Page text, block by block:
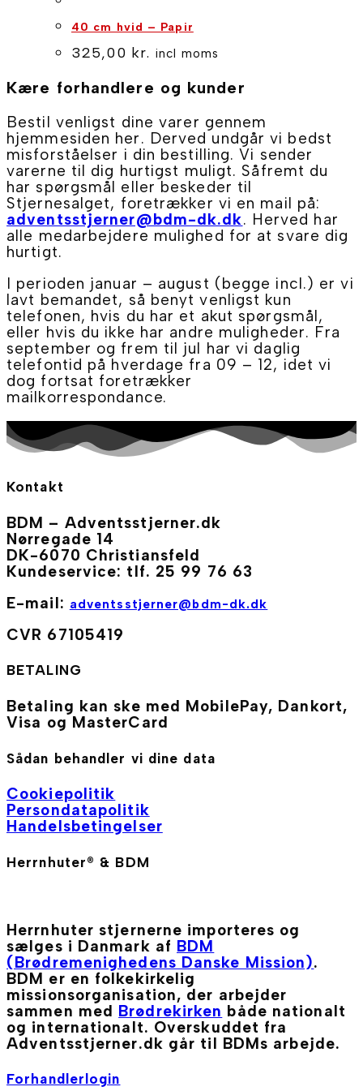
40 cm hvid – Papir
325,00 kr. incl moms
Kære forhandlere og kunder
Bestil venligst dine varer gennem
hjemmesiden her. Derved undgår vi bedst
misforståelser i din bestilling. Vi sender
varerne til dig hurtigst muligt. Såfremt du
har spørgsmål eller beskeder til
Stjernesalget, foretrækker vi en mail på:
adventsstjerner@bdm-dk.dk. Herved har
alle medarbejdere mulighed for at svare dig
hurtigt.
I perioden januar – august (begge incl.) er vi
lavt bemandet, så benyt venligst kun
telefonen, hvis du har et akut spørgsmål,
eller hvis du ikke har andre muligheder. Fra
september og frem til jul har vi daglig
telefontid på hverdage fra 09 – 12, idet vi
dog fortsat foretrækker
mailkorrespondance.
Kontakt
BDM – Adventsstjerner.dk
Nørregade 14
DK-6070 Christiansfeld
Kundeservice: tlf. 25 99 76 63
E-mail: adventsstjerner@bdm-dk.dk
CVR 67105419
BETALING
Betaling kan ske med MobilePay, Dankort,
Visa og MasterCard
Sådan behandler vi dine data
Cookiepolitik
Persondatapolitik
Handelsbetingelser
Herrnhuter® & BDM
Herrnhuter stjernerne importeres og
sælges i Danmark af BDM
(Brødremenighedens Danske Mission).
BDM er en folkekirkelig
missionsorganisation, der arbejder
sammen med Brødrekirken både nationalt
og internationalt. Overskuddet fra
Adventsstjerner.dk går til BDMs arbejde.
Forhandlerlogin